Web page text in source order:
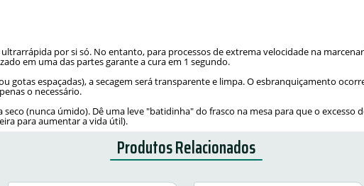
por si só. No entanto, para processos de extrema velocidade na
em uma das partes garante a cura em 1 segundo.
gotas espaçadas), a secagem será transparente e limpa. O esbranquiçamento
o necessário.
(nunca úmido). Dê uma leve "batidinha" do frasco na mesa para que o
para aumentar a vida útil).
Produtos Relacionados